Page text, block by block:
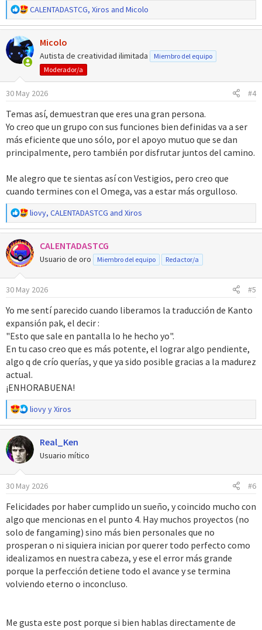
R
e
a
c
c
i
e
:
CALENTADASTCG, Xiros and Micolo
Micolo
Autista de creatividad ilimitada
Miembro del equipo
Moderador/a
30 May 2026 #4
Temas así, demuestran que eres una gran persona.
Yo creo que un grupo con sus funciones bien definidas va a ser
más eficiente que uno sólo, por el apoyo mutuo que se dan
principalmente, pero también por disfrutar juntos del camino.
Me alegro que te sientas así con Vestigios, pero creo que
cuando termines con el Omega, vas a estar más orgulloso.
R
e
a
c
c
o
n
s
:
liovy, CALENTADASTCG and Xiros
CALENTADASTCG
Usuario de oro Miembro del equipo Redactor/a
30 May 2026 #5
Yo me sentí parecido cuando liberamos la traducción de Kanto
expansión pak, el decir :
"Esto que sale en pantalla lo he hecho yo".
En tu caso creo que es más potente, el lograr algo pendiente,
algo q de crío querías, y que ya sido posible gracias a la madurez
actual.
¡ENHORABUENA!
R
e
a
c
c
o
n
s
:
liovyyXiros
Real_Ken
Usuario mítico
30 May 2026 #6
Felicidades por haber cumplido un sueño, y coincido mucho con
algo que mencionas en el punto 4. Hay muchos proyectos (no
solo de fangaming) sino más bien personales que no
prosperan o ni siquiera inician por querer todo perfecto como
idealizamos en nuestra cabeza, y ese el error más grande
porque la perfección detiene todo el avance y se termina
volviendo eterno o inconcluso.
Me gusta este post porque si bien hablas directamente de